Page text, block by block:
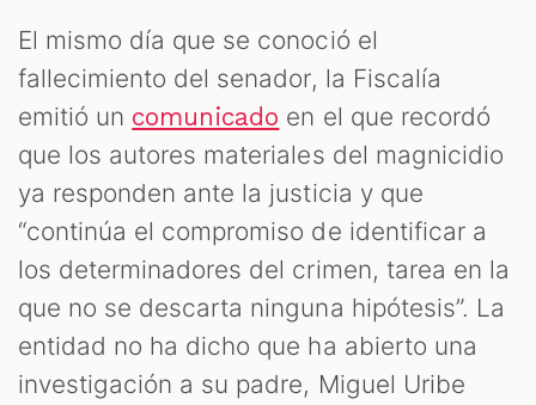
El mismo día que se conoció el
fallecimiento del senador, la Fiscalía
emitió un comunicado en el que recordó
que los autores materiales del magnicidio
ya responden ante la justicia y que
“continúa el compromiso de identificar a
los determinadores del crimen, tarea en la
que no se descarta ninguna hipótesis”. La
entidad no ha dicho que ha abierto una
investigación a su padre, Miguel Uribe